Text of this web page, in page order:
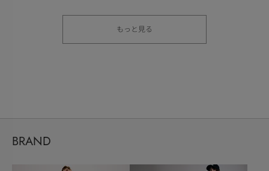
もっと見る
BRAND